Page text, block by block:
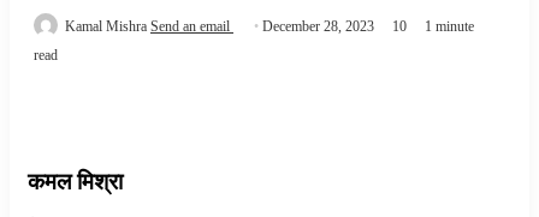
Kamal Mishra Send an email December 28, 2023 10
1 minute
read
कमल मिश्रा